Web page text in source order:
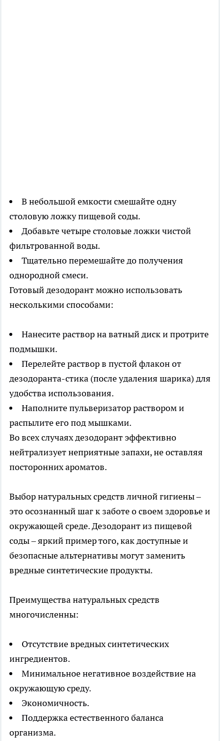
В небольшой емкости смешайте одну
столовую ложку пищевой соды.
Добавьте четыре столовые ложки чистой
фильтрованной воды.
Тщательно перемешайте до получения
однородной смеси.
Готовый дезодорант можно использовать
несколькими способами:
Нанесите раствор на ватный диск и протрите
подмышки.
Перелейте раствор в пустой флакон от
дезодоранта-стика (после удаления шарика) для
удобства использования.
Наполните пульверизатор раствором и
распылите его под мышками.
Во всех случаях дезодорант эффективно
нейтрализует неприятные запахи, не оставляя
посторонних ароматов.
Выбор натуральных средств личной гигиены –
это осознанный шаг к заботе о своем здоровье и
окружающей среде. Дезодорант из пищевой
соды – яркий пример того, как доступные и
безопасные альтернативы могут заменить
вредные синтетические продукты.
Преимущества натуральных средств
многочисленны:
Отсутствие вредных синтетических
ингредиентов.
Минимальное негативное воздействие на
окружающую среду.
Экономичность.
Поддержка естественного баланса
организма.